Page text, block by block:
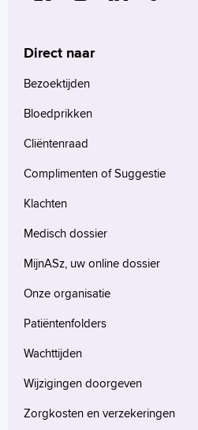
Direct naar
Bezoektijden
Bloedprikken
Cliëntenraad
Complimenten of Suggestie
Klachten
Medisch dossier
MijnASz, uw online dossier
Onze organisatie
Patiëntenfolders
Wachttijden
Wijzigingen doorgeven
Zorgkosten en verzekeringen